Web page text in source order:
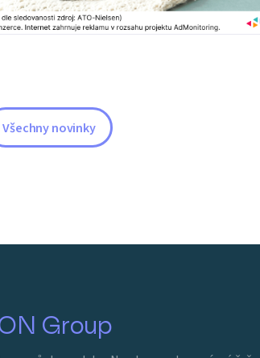
Všechny novinky
Group